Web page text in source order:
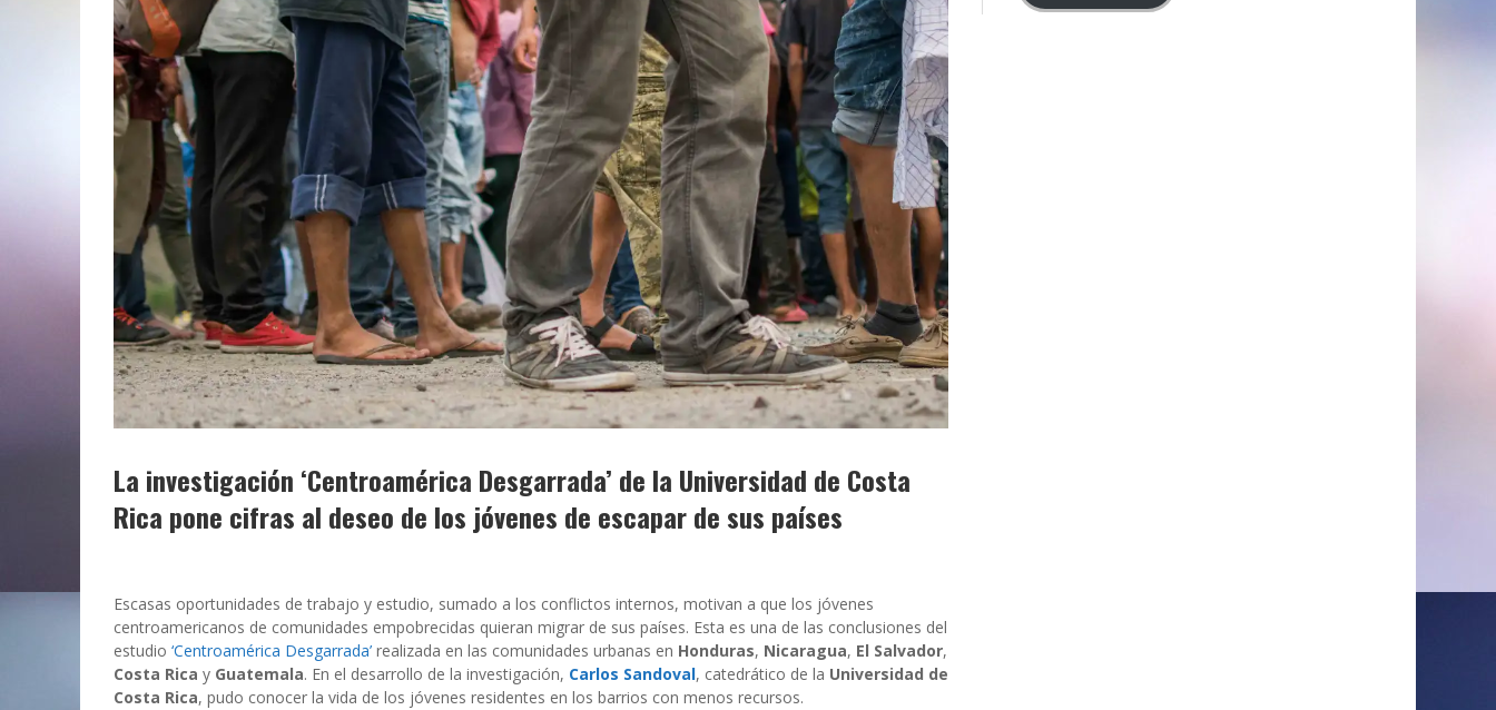
La investigación ‘Centroamérica Desgarrada’ de la Universidad de Costa
Rica pone cifras al deseo de los jóvenes de escapar de sus países
Escasas oportunidades de trabajo y estudio, sumado a los conflictos internos, motivan a que los jóvenes
centroamericanos de comunidades empobrecidas quieran migrar de sus países. Esta es una de las conclusiones del
estudio ‘Centroamérica Desgarrada’ realizada en las comunidades urbanas en Honduras, Nicaragua, El Salvador,
Costa Rica y Guatemala. En el desarrollo de la investigación, Carlos Sandoval, catedrático de la Universidad de
Costa Rica, pudo conocer la vida de los jóvenes residentes en los barrios con menos recursos.